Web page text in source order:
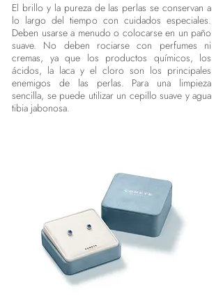
El brillo y la pureza de las perlas se conservan a
lo largo del tiempo con cuidados especiales.
Deben usarse a menudo o colocarse en un paño
suave. No deben rociarse con perfumes ni
cremas, ya que los productos químicos, los
ácidos, la laca y el cloro son los principales
enemigos de las perlas. Para una limpieza
sencilla, se puede utilizar un cepillo suave y agua
tibia jabonosa.